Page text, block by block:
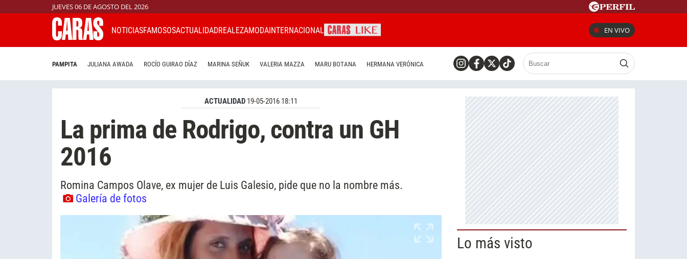
JUEVES 06 DE AGOSTO DEL 2026
NOTICIASFAMOSOSACTUALIDADREALEZAMODAINTERNACIONAL EN VIVO
PAMPITA JULIANA AWADA ROCÍO GUIRAO DÍAZ MARINA SEÑUK VALERIA MAZZA MARU BOTANA HERMANA VERÓNICA
ACTUALIDAD 19-05-2016 18:11
La prima de Rodrigo, contra un GH
2016
Romina Campos Olave, ex mujer de Luis Galesio, pide que no la nombre más.
Galería de fotos
Lo más visto